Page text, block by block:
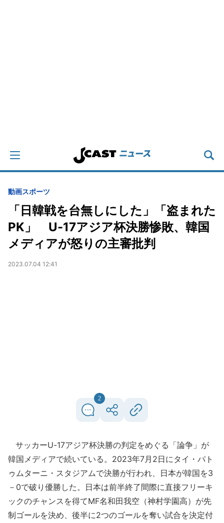
動画スポーツ
「日韓戦を台無しにした」「盗まれた
PK」 U-17アジア杯決勝惨敗、韓国
メディアが怒りの主審批判
2023.07.04 12:41
2
サッカーU-17アジア杯決勝の判定をめぐる「論争」が
韓国メディアで続いている。2023年7月2日にタイ・パト
ゥムターニ・スタジアムで決勝が行われ、日本が韓国を3
－0で破り優勝した。日本は前半終了間際に直接フリーキ
ックのチャンスを得てMF名和田我空（神村学園高）が先
制ゴールを決め、後半に2つのゴールを奪い試合を決定付